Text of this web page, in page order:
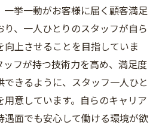
一挙一動がお客様に届く顧客満足
、一人ひとりのスタッフが自ら
上させることを目指していま
フが持つ技術力を高め、満足度
きるように、スタッフ一人ひと
用意しています。自らのキャリア
遇面でも安心して働ける環境が欲